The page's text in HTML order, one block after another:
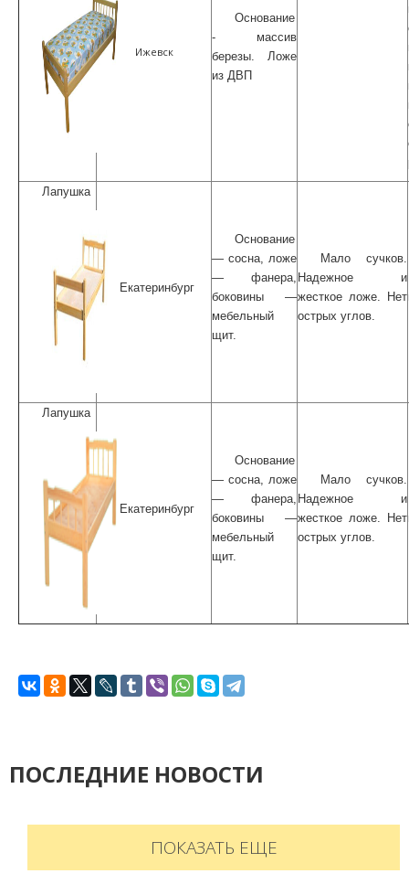
Ижевск
Основание
- массив
березы. Ложе
из ДВП
Лапушка
Екатеринбург
Основание
— сосна, ложе
— фанера,
боковины —
мебельный
щит.
Мало сучков.
Надежное и
жесткое ложе. Нет
острых углов.
Лапушка
Екатеринбург
Основание
— сосна, ложе
— фанера,
боковины —
мебельный
щит.
Мало сучков.
Надежное и
жесткое ложе. Нет
острых углов.
ПОСЛЕДНИЕ НОВОСТИ
ПОКАЗАТЬ ЕЩЕ